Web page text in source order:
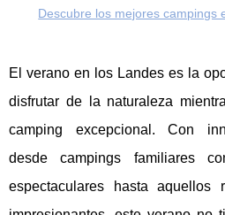
Descubre los mejores campings
El verano en los Landes es la
disfrutar de la naturaleza
camping excepcional. Con
desde campings familiares
espectaculares hasta aquellos